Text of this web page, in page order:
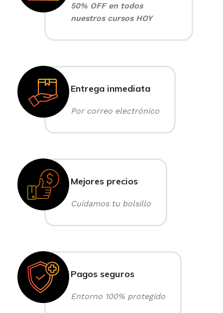
50% OFF en todos
nuestros cursos HOY
Entrega inmediata
Por correo electrónico
Mejores precios
Cuidamos tu bolsillo
Pagos seguros
Entorno 100% protegido